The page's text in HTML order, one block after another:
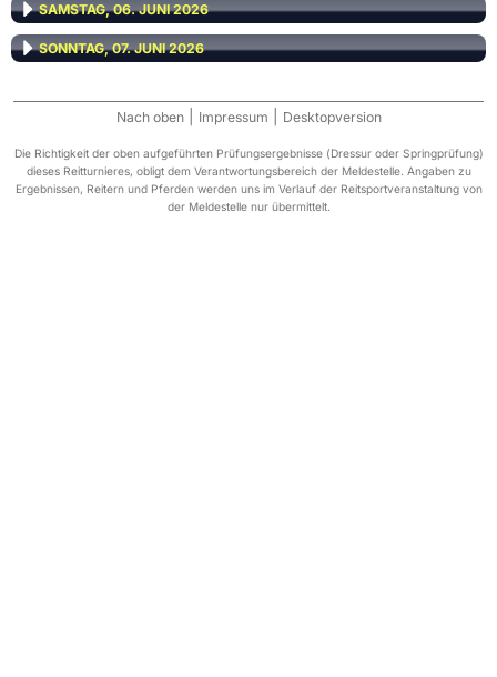
SAMSTAG, 06. JUNI 2026
SONNTAG, 07. JUNI 2026
Nach oben Impressum Desktopversion
Die Richtigkeit der oben aufgeführten Prüfungsergebnisse (Dressur oder Springprüfung)
dieses Reitturnieres, obligt dem Verantwortungsbereich der Meldestelle. Angaben zu
Ergebnissen, Reitern und Pferden werden uns im Verlauf der Reitsportveranstaltung von
der Meldestelle nur übermittelt.